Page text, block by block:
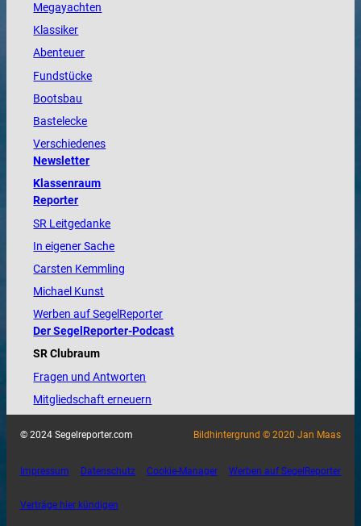
Megayachten
Klassiker
Abenteuer
Fundstücke
Bootsbau
Bastelecke
Verschiedenes
Newsletter
Klassenraum
Reporter
SR Leitgedanke
In eigener Sache
Carsten Kemmling
Michael Kunst
Werben auf SegelReporter
Der SegelReporter-Podcast
SR Clubraum
Fragen und Antworten
Mitgliedschaft erneuern
© 2024 Segelreporter.com Bildhintergrund © 2020 Jan Maas
Impressum Datenschutz Cookie-Manager Werben auf SegelReporter
Verträge hier kündigen